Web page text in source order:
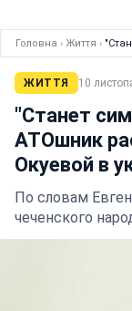
Головна › Життя ›
ЖИТТЯ 10
"Станет
АТОшник
Окуевой в
По словам
чеченского